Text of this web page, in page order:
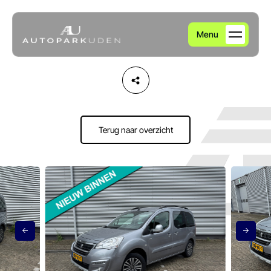
Menu
Aanbod
Over ons
Verkocht
Contact
Terug naar overzicht